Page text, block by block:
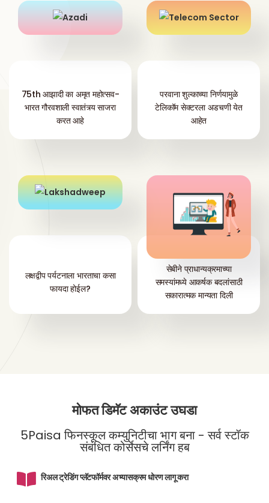
75th आझादी का अमृत महोत्सव-
भारत गौरवशाली स्वातंत्र्य साजरा
करत आहे
परवाना शुल्काच्या निर्णयामुळे
टेलिकॉम सेक्टरला अडचणी येत
आहेत
लक्षद्वीप पर्यटनाला भारताचा कसा
फायदा होईल?
सेबीने प्राधान्यक्रमाच्या
समस्यांमध्ये आकर्षक बदलांसाठी
सकारात्मक मान्यता दिली
मोफत डिमॅट अकाउंट उघडा
5Paisa फिनस्कूल कम्युनिटीचा भाग बना - सर्व स्टॉक
संबंधित कोर्सेसचे लर्निंग हब
रिअल ट्रेडिंग प्लॅटफॉर्मवर अभ्यासक्रम धोरण लागू करा